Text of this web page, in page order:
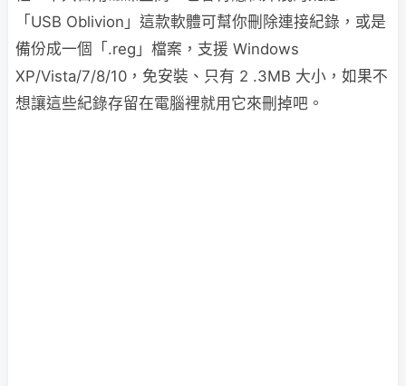
「USB Oblivion」這款軟體可幫你刪除連接紀錄，或是
備份成一個「.reg」檔案，支援 Windows
XP/Vista/7/8/10，免安裝、只有 2 .3MB 大小，如果不
想讓這些紀錄存留在電腦裡就用它來刪掉吧。